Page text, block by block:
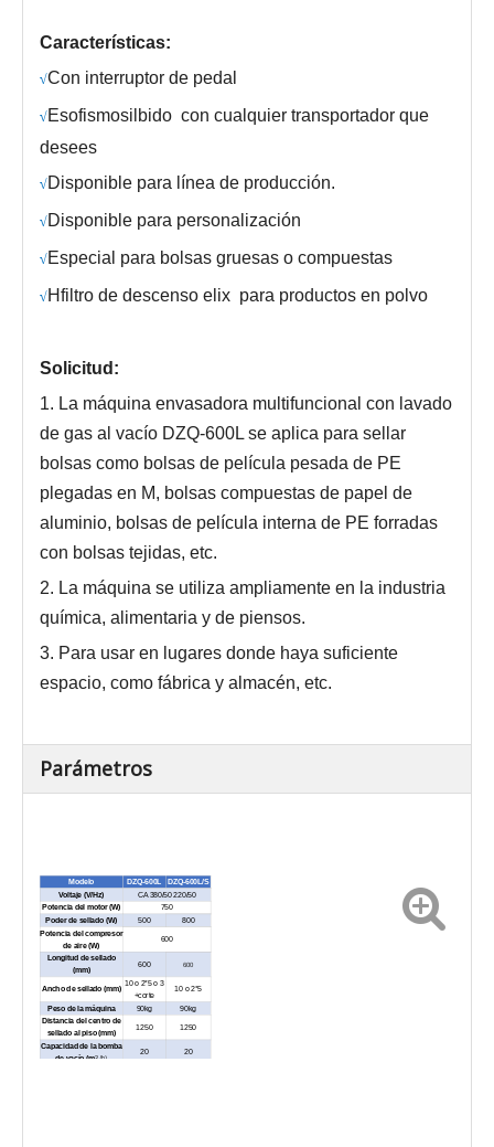
Características:
√Con interruptor de pedal
√Esofismosilbido con cualquier transportador que
desees
√Disponible para línea de producción.
√Disponible para personalización
√Especial para bolsas gruesas o compuestas
√Hfiltro de descenso elix para productos en polvo
Solicitud:
1. La máquina envasadora multifuncional con lavado
de gas al vacío DZQ-600L se aplica para sellar
bolsas como bolsas de película pesada de PE
plegadas en M, bolsas compuestas de papel de
aluminio, bolsas de película interna de PE forradas
con bolsas tejidas, etc.
2. La máquina se utiliza ampliamente en la industria
química, alimentaria y de piensos.
3. Para usar en lugares donde haya suficiente
espacio, como fábrica y almacén, etc.
Parámetros
Modelo DZQ-600L
DZQ-600L/S
Voltaje (V/Hz)
CA 380/50 220/50
Potencia del motor (W)
750
Poder de sellado (W)
500
800
Potencia del compresor
de aire (W)
600
Longitud de sellado
(mm)
600 600
Ancho de sellado (mm)
10 o 2*5 o 3
+corte
10 o 2*5
Peso de la máquina 90kg
90kg
Distancia del centro de
sellado al piso (mm)
1250 1250
Capacidad de la bomba
de vacío (m3/h)
20 20